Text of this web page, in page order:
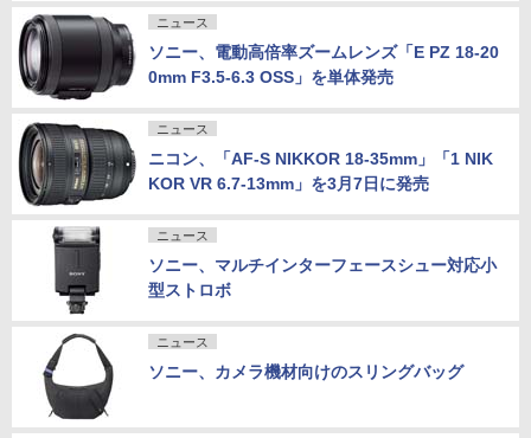
ニュース
ソニー、電動高倍率ズームレンズ「E PZ 18-20
0mm F3.5-6.3 OSS」を単体発売
ニュース
ニコン、「AF-S NIKKOR 18-35mm」「1 NIK
KOR VR 6.7-13mm」を3月7日に発売
ニュース
ソニー、マルチインターフェースシュー対応小
型ストロボ
ニュース
ソニー、カメラ機材向けのスリングバッグ